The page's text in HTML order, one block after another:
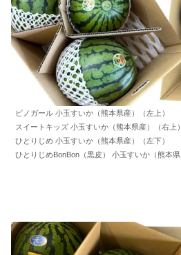
ピノガール 小玉すいか（熊本県産）（左上）
スイートキッズ 小玉すいか（熊本県産）（右上）
ひとりじめ 小玉すいか（熊本県産）（左下）
ひとりじめBonBon（黒皮） 小玉すいか（熊本県